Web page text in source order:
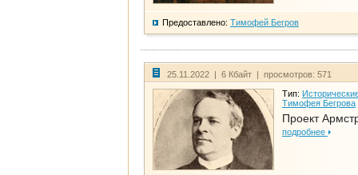
Предоставлено: Тимофей Бегров
25.11.2022 | 6 Кбайт | просмотров: 571
Тип:
Тимофея Бегрова
Проект
подробнее